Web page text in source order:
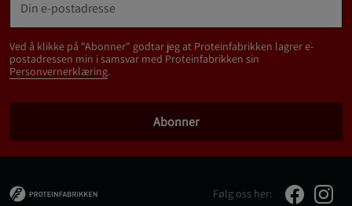
Ved å klikke på "Abonner" godtar jeg at Proteinfabrikken lagrer e-
postadressen min i samsvar med Proteinfabrikken sin
Personvernerklæring.
Abonner
Følg oss her: